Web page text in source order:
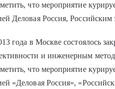
что мероприятие
Деловая Россия, Российским
года в Москве состоялось
и инженерным
что мероприятие
«Деловая Россия»,